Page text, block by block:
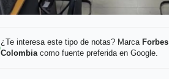
¿Te interesa este tipo de notas? Marca Forbes
Colombiacomo fuente preferida en Google.